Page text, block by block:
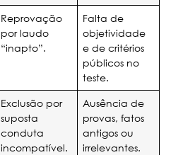
Reprovação
por laudo
“inapto”.
Falta de
objetividade
e de critérios
públicos no
teste.
Exclusão por
suposta
conduta
incompatível.
Ausência de
provas, fatos
antigos ou
irrelevantes.